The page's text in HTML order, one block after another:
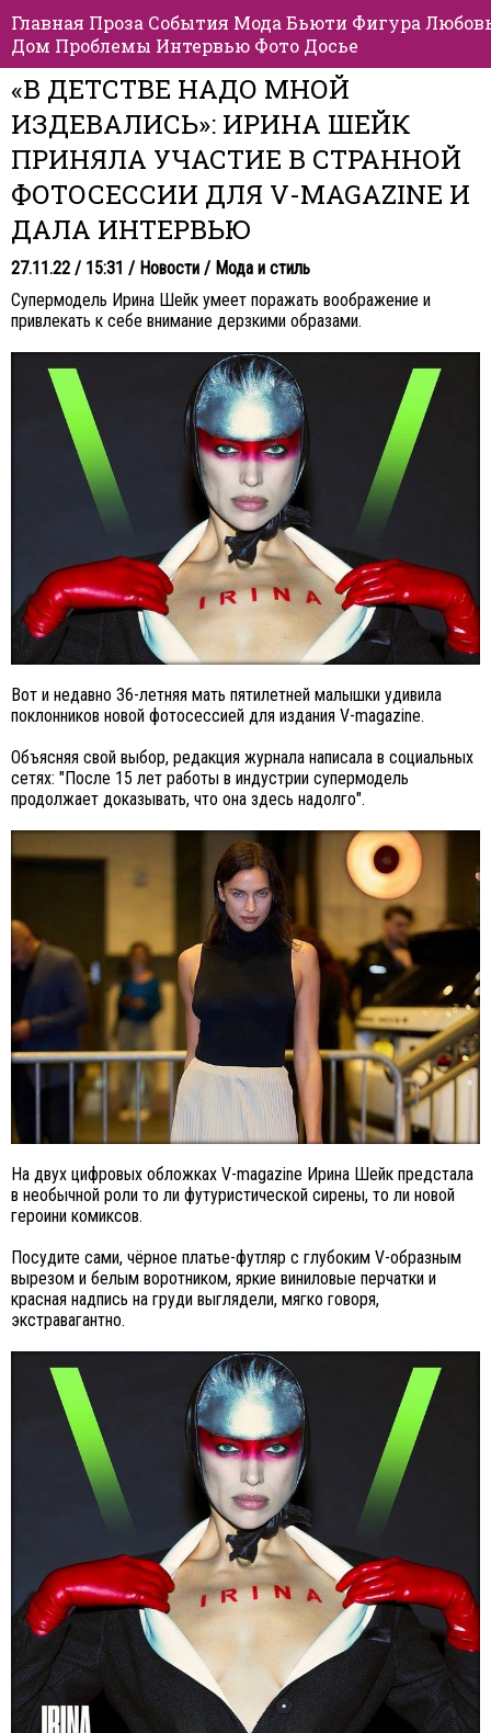
Главная Проза События Мода Бьюти Фигура
Дом Проблемы Интервью Фото Досье
«В ДЕТСТВЕ НАДО МНОЙ
ИЗДЕВАЛИСЬ»: ИРИНА ШЕЙК
ПРИНЯЛА УЧАСТИЕ В СТРАННОЙ
ФОТОСЕССИИ ДЛЯ V-MAGAZINE И
ДАЛА ИНТЕРВЬЮ
27.11.22 / 15:31 / Новости / Мода и стиль
Супермодель Ирина Шейк умеет поражать воображение и
привлекать к себе внимание дерзкими образами.
Вот и недавно 36-летняя мать пятилетней малышки удивила
поклонников новой фотосессией для издания V-magazine.
Объясняя свой выбор, редакция журнала написала в социальных
сетях: "После 15 лет работы в индустрии супермодель
продолжает доказывать, что она здесь надолго".
На двух цифровых обложках V-magazine Ирина Шейк предстала
в необычной роли то ли футуристической сирены, то ли новой
героини комиксов.
Посудите сами, чёрное платье-футляр с глубоким V-образным
вырезом и белым воротником, яркие виниловые перчатки и
красная надпись на груди выглядели, мягко говоря,
экстравагантно.